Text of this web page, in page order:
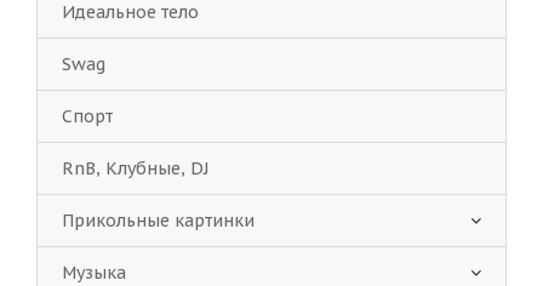
Идеальное тело
Swag
Спорт
RnB, Клубные, DJ
Прикольные картинки
Музыка